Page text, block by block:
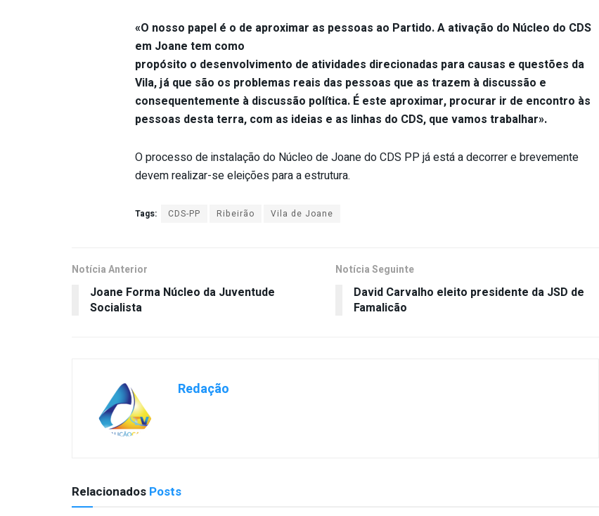
«O nosso papel é o de aproximar as pessoas ao Partido. A ativação do Núcleo do CDS
em Joane tem como
propósito o desenvolvimento de atividades direcionadas para causas e questões da
Vila, já que são os problemas reais das pessoas que as trazem à discussão e
consequentemente à discussão política. É este aproximar, procurar ir de encontro às
pessoas desta terra, com as ideias e as linhas do CDS, que vamos trabalhar».
O processo de instalação do Núcleo de Joane do CDS PP já está a decorrer e brevemente
devem realizar-se eleições para a estrutura.
Tags: CDS-PP Ribeirão Vila de Joane
Notícia Anterior
Joane Forma Núcleo da Juventude
Socialista
Notícia Seguinte
David Carvalho eleito presidente da JSD de
Famalicão
Redação
Relacionados Posts